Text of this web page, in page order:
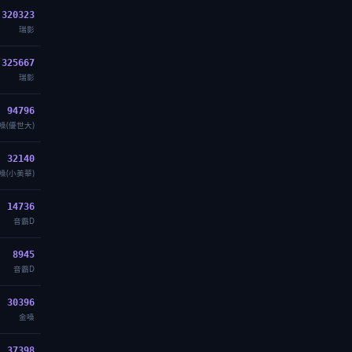
320323
瑞影
325667
瑞影
94796
(優世大)
32140
(小美華)
14736
音霸D
8945
音霸D
30396
金嗓